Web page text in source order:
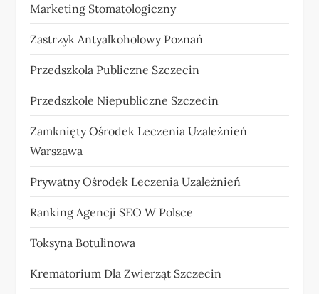
Marketing Stomatologiczny
Zastrzyk Antyalkoholowy Poznań
Przedszkola Publiczne Szczecin
Przedszkole Niepubliczne Szczecin
Zamknięty Ośrodek Leczenia Uzależnień
Warszawa
Prywatny Ośrodek Leczenia Uzależnień
Ranking Agencji SEO W Polsce
Toksyna Botulinowa
Krematorium Dla Zwierząt Szczecin